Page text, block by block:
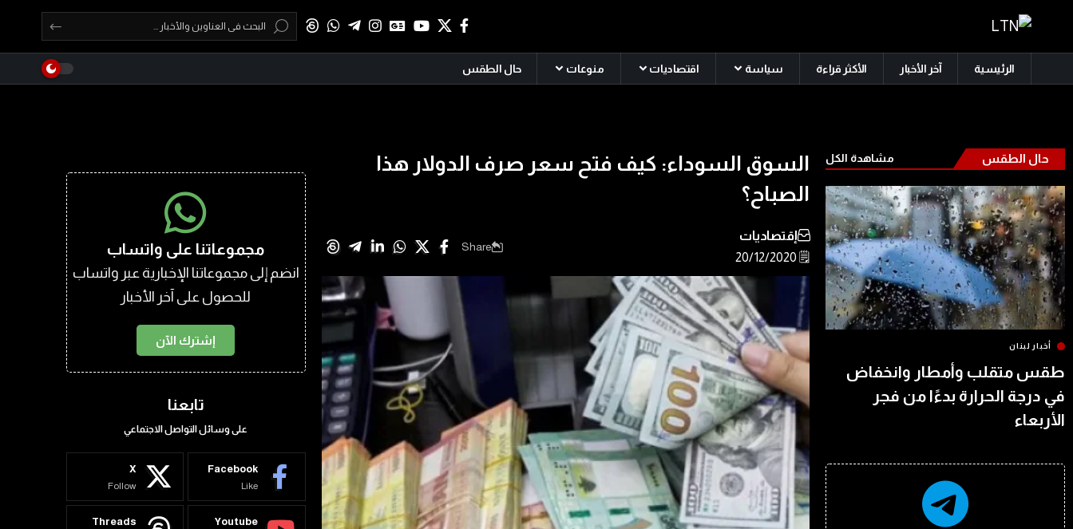
الرئيسية آخر الأخبار الأكثر قراءة سياسة اقتصاديات منوعات حال الطقس
حال الطقس مشاهدة الكل
أخبار لبنان
طقس متقلب وأمطار وانخفاض
في درجة الحرارة بدءًا من فجر
الأربعاء
السوق السوداء: كيف فتح سعر صرف الدولار هذا
الصباح؟
🗒️ 20/12/2020
إقتصاديات
Share مجموعاتنا على واتساب
انضم إلى مجموعاتنا الإخبارية عبر واتساب
للحصول على آخر الأخبار
إشترك الآن
تابعنا
على وسائل التواصل الاجتماعي
Facebook
Like
X
Follow
Youtube
Threads